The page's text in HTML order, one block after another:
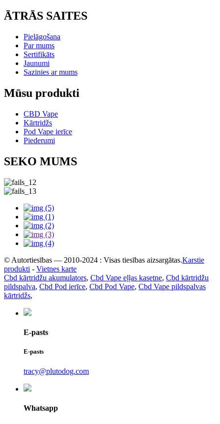
ĀTRĀS SAITES
Pielāgošana
Par mums
Sertifikāts
Jaunumi
Sazinies ar mums
Mūsu produkti
CBD Vape
Kārtridžs
Pod Vape ierīce
Piederumi
SEKO MUMS
© Autortiesības — 2010-2024 : Visas tiesības aizsargātas.Karstie
produkti - Vietnes karte
Cbd kārtridžu akumulators, Cbd Vape eļļas kasetne, Cbd kārtridžu
pildspalva, Cbd Pod ierīce, Cbd Pod Vape, Cbd Vape pildspalvas
kārtridžs,
E-pasts
E-pasts
tracy@plutodog.com
Whatsapp